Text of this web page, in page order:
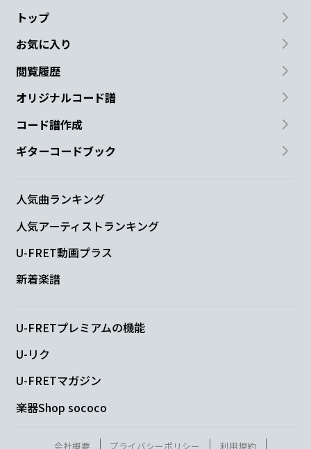
トップ
お気に入り
閲覧履歴
オリジナルコード譜
コード譜作成
ギターコードブック
人気曲ランキング
人気アーティストランキング
U-FRET動画プラス
新着楽譜
U-FRETプレミアムの機能
U-リク
U-FRETマガジン
楽器Shop sococo
会社概要 プライバシーポリシー 利用規約